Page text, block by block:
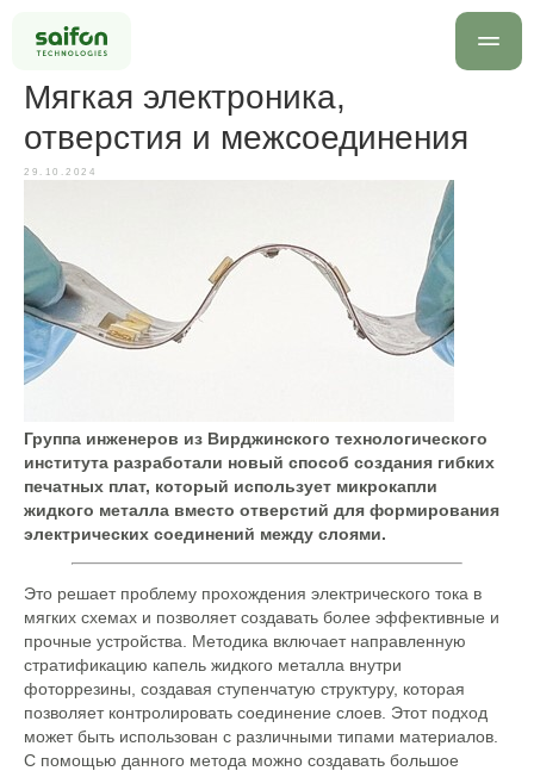
Оставить заявку
Мягкая электроника,
отверстия и межсоединения
29.10.2024
Группа инженеров из Вирджинского технологического
института разработали новый способ создания гибких
печатных плат, который использует микрокапли
жидкого металла вместо отверстий для формирования
электрических соединений между слоями.
Это решает проблему прохождения электрического тока в
мягких схемах и позволяет создавать более эффективные и
прочные устройства. Методика включает направленную
стратификацию капель жидкого металла внутри
фоторрезины, создавая ступенчатую структуру, которая
позволяет контролировать соединение слоев. Этот подход
может быть использован с различными типами материалов.
С помощью данного метода можно создавать большое